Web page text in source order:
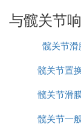
与髋关节
髋关节
髋关节置
度
髋关节滑
治
髋关节一